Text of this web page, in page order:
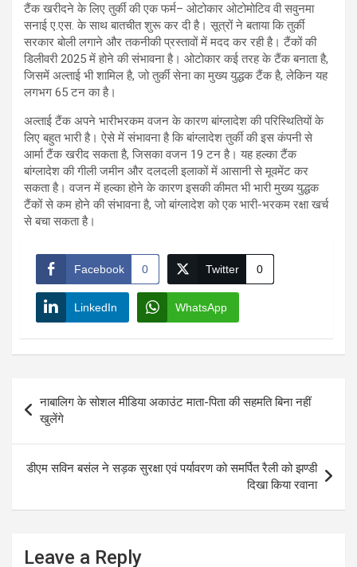
टैंक खरीदने के लिए तुर्की की एक फर्म– ओटोकार ओटोमोटिव वी सवुनमा
सनाई ए.एस. के साथ बातचीत शुरू कर दी है। सूत्रों ने बताया कि तुर्की
सरकार बोली लगाने और तकनीकी प्रस्तावों में मदद कर रही है। टैंकों की
डिलीवरी 2025 में होने की संभावना है। ओटोकार कई तरह के टैंक बनाता है,
जिसमें अल्ताई भी शामिल है, जो तुर्की सेना का मुख्य युद्धक टैंक है, लेकिन यह
लगभग 65 टन का है।
अल्ताई टैंक अपने भारीभरकम वजन के कारण बांग्लादेश की परिस्थितियों के
लिए बहुत भारी है। ऐसे में संभावना है कि बांग्लादेश तुर्की की इस कंपनी से
आर्मा टैंक खरीद सकता है, जिसका वजन 19 टन है। यह हल्का टैंक
बांग्लादेश की गीली जमीन और दलदली इलाकों में आसानी से मूवमेंट कर
सकता है। वजन में हल्का होने के कारण इसकी कीमत भी भारी मुख्य युद्धक
टैंकों से कम होने की संभावना है, जो बांग्लादेश को एक भारी-भरकम रक्षा खर्च
से बचा सकता है।
Facebook 0 Twitter 0
LinkedIn WhatsApp
navigation
नाबालिग के सोशल मीडिया अकाउंट माता-पिता की सहमति बिना नहीं
खुलेंगे
डीएम सविन बसंल ने सड़क सुरक्षा एवं पर्यावरण को समर्पित रैली को झण्डी
दिखा किया रवाना
Leave a Reply